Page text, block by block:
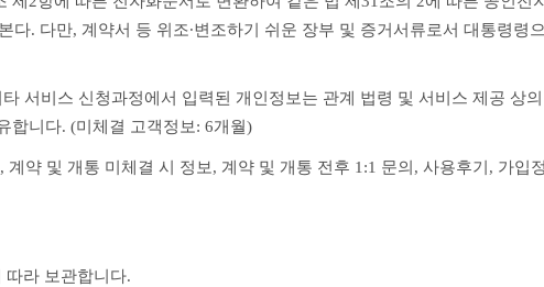
. 다만, 계약서 등 위조∙변조하기 쉬운 장부 및 증거서류로서 대통령령
서비스 신청과정에서 입력된 개인정보는 관계 법령 및 서비스 제공 상
합니다. (미체결 고객정보: 6개월)
약 및 개통 미체결 시 정보, 계약 및 개통 전후 1:1 문의, 사용후기, 가입
라 보관합니다.